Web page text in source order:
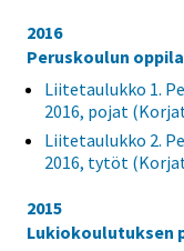
2016
Peruskoulun
Liitetaulukko 1.
2016, pojat
Liitetaulukko 2.
2016, tytöt
2015
Lukiokoulutuksen